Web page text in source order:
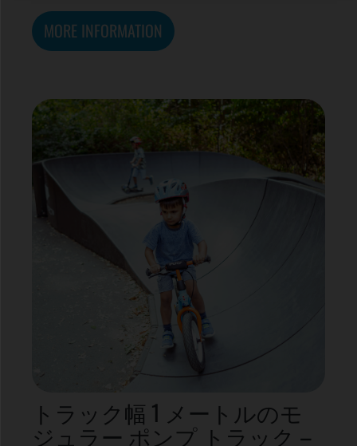
MORE INFORMATION
トラック幅 1 メートルのモ
ジュラー ポンプ トラック –